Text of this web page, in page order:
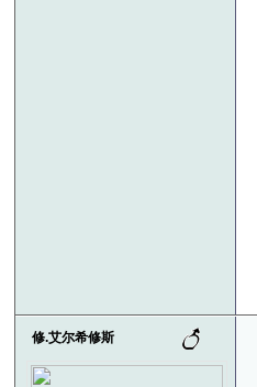
修.艾尔希修斯